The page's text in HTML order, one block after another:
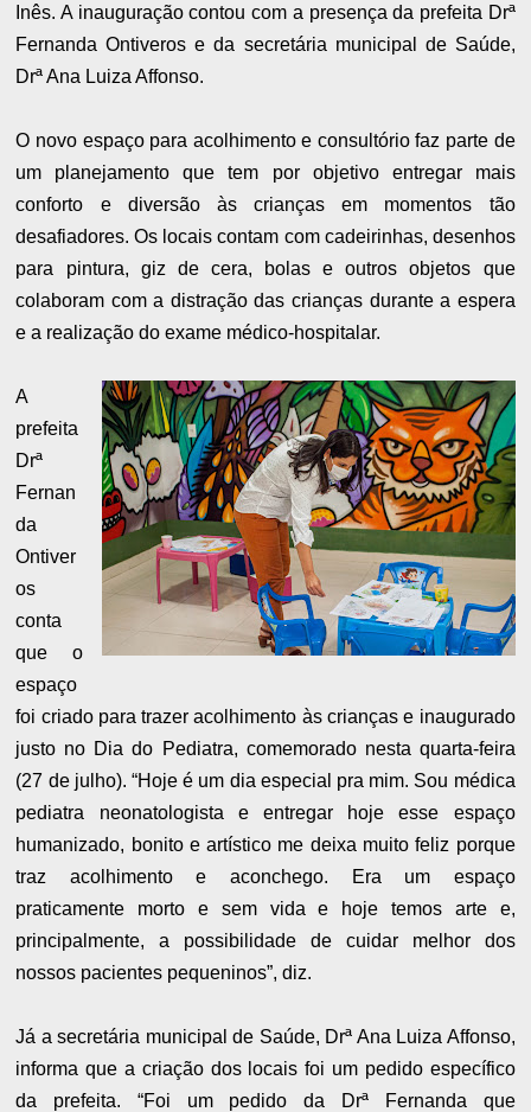
Inês. A inauguração contou com a presença da prefeita Drª
Fernanda Ontiveros e da secretária municipal de Saúde,
Drª Ana Luiza Affonso.
O novo espaço para acolhimento e consultório faz parte de
um planejamento que tem por objetivo entregar mais
conforto e diversão às crianças em momentos tão
desafiadores. Os locais contam com cadeirinhas, desenhos
para pintura, giz de cera, bolas e outros objetos que
colaboram com a distração das crianças durante a espera
e a realização do exame médico-hospitalar.
A
prefeita
Drª
Fernan
da
Ontiver
os
conta
que o
espaço
foi criado para trazer acolhimento às crianças e inaugurado
justo no Dia do Pediatra, comemorado nesta quarta-feira
(27 de julho). “Hoje é um dia especial pra mim. Sou médica
pediatra neonatologista e entregar hoje esse espaço
humanizado, bonito e artístico me deixa muito feliz porque
traz acolhimento e aconchego. Era um espaço
praticamente morto e sem vida e hoje temos arte e,
principalmente, a possibilidade de cuidar melhor dos
nossos pacientes pequeninos”, diz.
Já a secretária municipal de Saúde, Drª Ana Luiza Affonso,
informa que a criação dos locais foi um pedido específico
da prefeita. “Foi um pedido da Drª Fernanda que